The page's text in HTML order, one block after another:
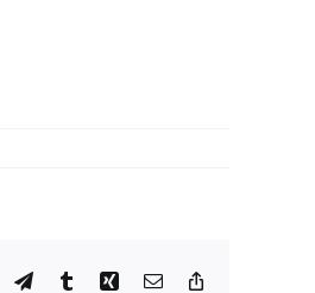
TelegramTumblrXing Email